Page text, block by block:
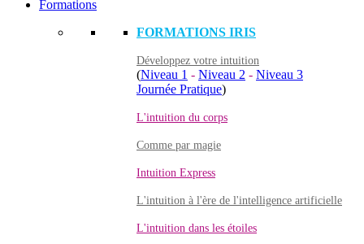
Formations
FORMATIONS IRIS
Développez votre intuition
(Niveau 1 - Niveau 2 - Niveau 3
Journée Pratique)
L'intuition du corps
Comme par magie
Intuition Express
L'intuition à l'ère de l'intelligence artificielle
L'intuition dans les étoiles